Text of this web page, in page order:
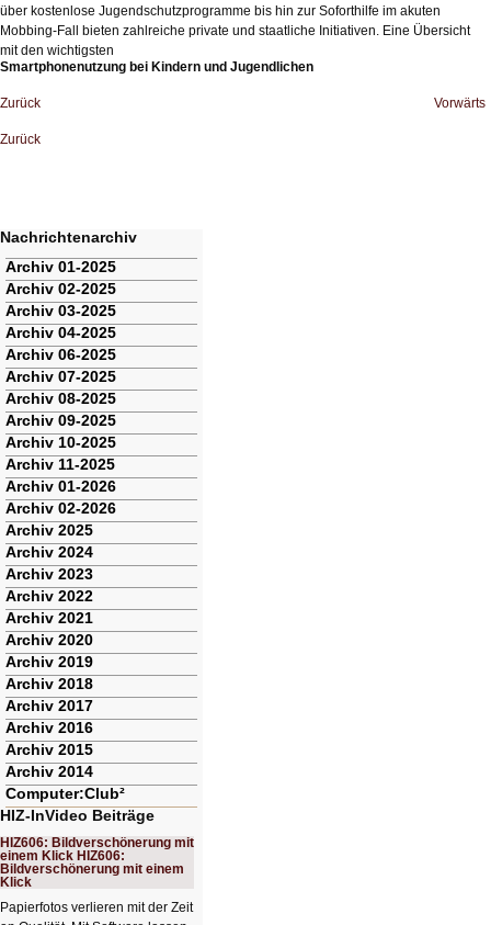
über kostenlose Jugendschutzprogramme bis hin zur Soforthilfe im akuten
Mobbing-Fall bieten zahlreiche private und staatliche Initiativen. Eine Übersicht
mit den wichtigsten
Smartphonenutzung bei Kindern und Jugendlichen
Zurück Vorwärts
Zurück
Nachrichtenarchiv
Navigation
überspringen
Archiv 01-2025
Archiv 02-2025
Archiv 03-2025
Archiv 04-2025
Archiv 06-2025
Archiv 07-2025
Archiv 08-2025
Archiv 09-2025
Archiv 10-2025
Archiv 11-2025
Archiv 01-2026
Archiv 02-2026
Archiv 2025
Archiv 2024
Archiv 2023
Archiv 2022
Archiv 2021
Archiv 2020
Archiv 2019
Archiv 2018
Archiv 2017
Archiv 2016
Archiv 2015
Archiv 2014
Computer:Club²
HIZ-InVideo Beiträge
HIZ606: Bildverschönerung mit
einem Klick HIZ606:
Bildverschönerung mit einem
Klick
Papierfotos verlieren mit der Zeit